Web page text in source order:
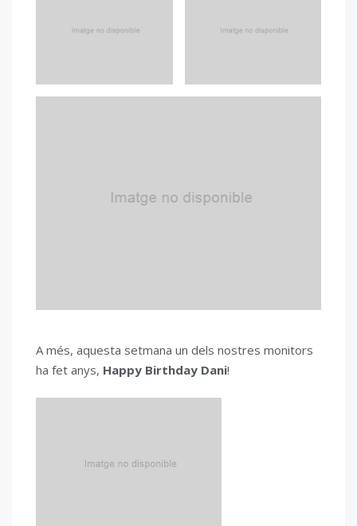
A més, aquesta setmana un dels nostres monitors
ha fet anys, Happy Birthday Dani!